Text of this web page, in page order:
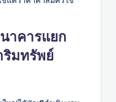
าคารแยก
ริมทรัพย์